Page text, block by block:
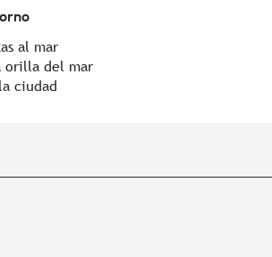
al mar
orilla del mar
ciudad